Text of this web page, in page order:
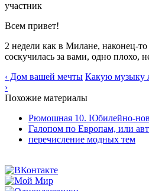
участник
Всем привет!
2 недели как в Милане, наконец-то
соскучилась за вами, одно плохо,
‹ Дом вашей мечты Какую музыку
›
Похожие материалы
Рюмошная 10. Юбилейно-
Галопом по Европам, или
перечисление модных тем